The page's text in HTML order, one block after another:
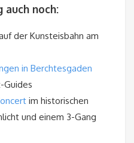
auch noch:
der Kunsteisbahn am
in Berchtesgaden
Guides
im historischen
und einem 3-Gang